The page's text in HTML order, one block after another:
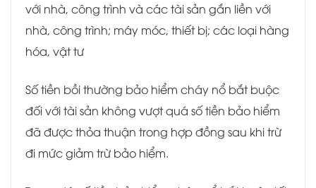
với nhà, công trình và các tài sản gắn liền với
nhà, công trình; máy móc, thiết bị; các loại hàng
hóa, vật tư
Số tiền bồi thường bảo hiểm cháy nổ bắt buộc
đối với tài sản không vượt quá số tiền bảo hiểm
đã được thỏa thuận trong hợp đồng sau khi trừ
đi mức giảm trừ bảo hiểm.